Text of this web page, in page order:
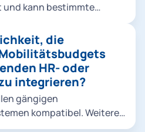
kann bestimmte
wenn der Arbeitgeber
verfolgt und
priorisiert.
die
HR- oder
integrieren?
gängigen
kompatibel. Weitere
bei einem persönlichen